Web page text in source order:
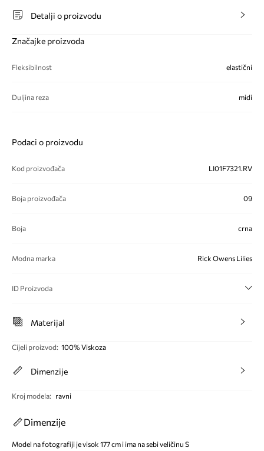
Detalji o proizvodu
Značajke proizvoda
Fleksibilnost elastični
Duljina reza midi
Podaci o proizvodu
Kod proizvođača LI01F7321.RV
Boja proizvođača 09
Boja crna
Modna marka Rick Owens Lilies
ID Proizvoda
Materijal
Cijeli proizvod: 100% Viskoza
Dimenzije
Kroj modela: ravni
Dimenzije
Model na fotografiji je visok 177 cm i ima na sebi veličinu S